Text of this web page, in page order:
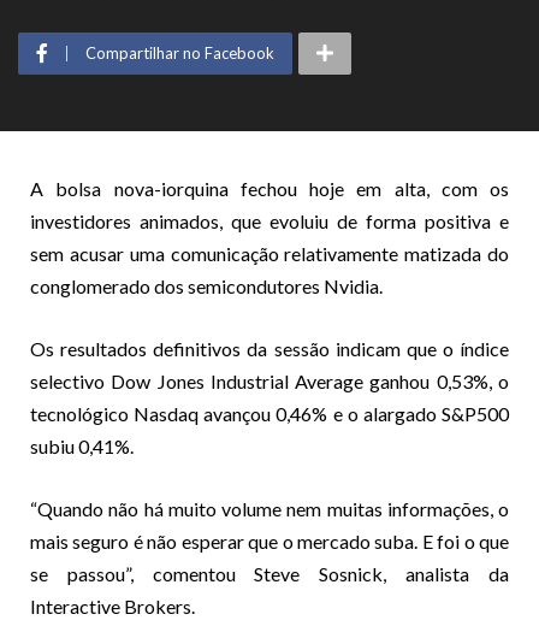
Compartilhar no Facebook
A bolsa nova-iorquina fechou hoje em alta, com os
investidores animados, que evoluiu de forma positiva e
sem acusar uma comunicação relativamente matizada do
conglomerado dos semicondutores Nvidia.
Os resultados definitivos da sessão indicam que o índice
selectivo Dow Jones Industrial Average ganhou 0,53%, o
tecnológico Nasdaq avançou 0,46% e o alargado S&P500
subiu 0,41%.
“Quando não há muito volume nem muitas informações, o
mais seguro é não esperar que o mercado suba. E foi o que
se passou”, comentou Steve Sosnick, analista da
Interactive Brokers.